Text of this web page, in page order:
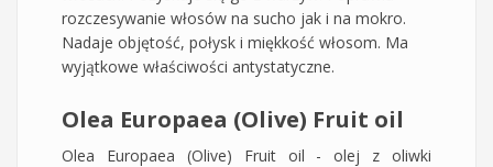
rozczesywanie włosów na sucho jak i na mokro.
Nadaje objętość, połysk i miękkość włosom. Ma
wyjątkowe właściwości antystatyczne.
Olea Europaea (Olive) Fruit oil
Olea Europaea (Olive) Fruit oil - olej z oliwki